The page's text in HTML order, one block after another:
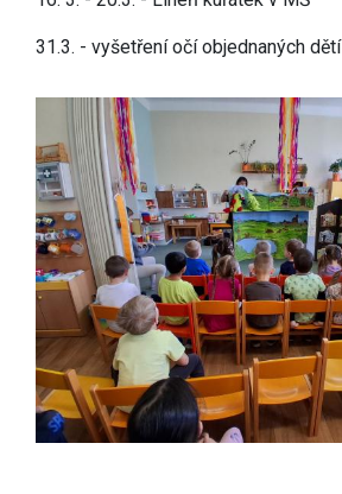
31.3. - vyšetření očí objednaných dětí